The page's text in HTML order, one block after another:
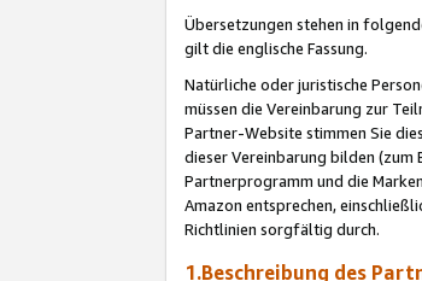
Übersetzungen stehen in
gilt die englische Fassung.
Natürliche oder juristische
müssen die Vereinbarung zur
Partner-Website stimmen Sie
dieser Vereinbarung bilden
Partnerprogramm und die
Amazon entsprechen,
Richtlinien sorgfältig durch.
1.Beschreibung des